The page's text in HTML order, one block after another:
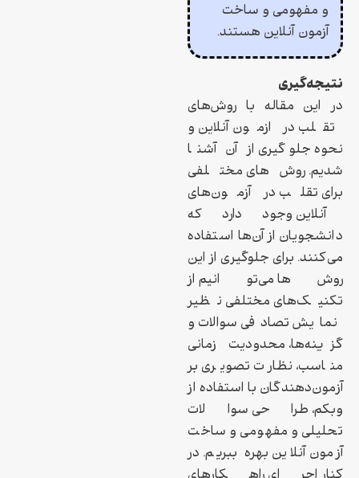
و مفهومی و ساخت
آزمون آنلاین هستند.
نتیجه‌گیری
در این مقاله با روش‌های
تقلب در ازمون آنلاین و
نحوه جلوگیری از آن آشنا
شدیم. روش‌های مختلفی
برای تقلب در آزمون‌های
آنلاین وجود دارد که
دانشجویان از آن‌ها استفاده
می‌کنند. برای جلوگیری از این
روش‌ها می‌توانیم از
تکنیک‌های مختلفی نظیر
نمایش تصادفی سوالات و
گزینه‌ها، محدودیت زمانی
مناسب، نظارت تصویری بر
آزمون‌دهندگان با استفاده از
وبکم، طراحی سوالات
تحلیلی و مفهومی و ساخت
آزمون آنلاین بهره ببریم. در